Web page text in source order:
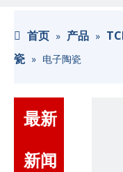
首页 » 产品 »
瓷 » 电子陶瓷
最新
新闻